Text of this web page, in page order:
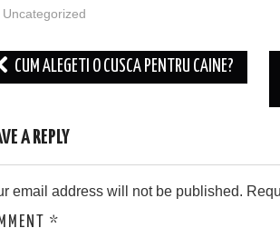
Uncategorized
CUM ALEGETI O CUSCA PENTRU CAINE?
A REPLY
email address will not be published.
*